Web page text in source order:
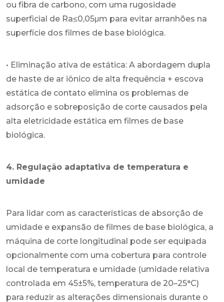
ou fibra de carbono, com uma rugosidade
superficial de Ra≤0,05μm para evitar arranhões na
superfície dos filmes de base biológica.
• Eliminação ativa de estática: A abordagem dupla
de haste de ar iônico de alta frequência + escova
estática de contato elimina os problemas de
adsorção e sobreposição de corte causados ​​pela
alta eletricidade estática em filmes de base
biológica.
4. Regulação adaptativa de temperatura e
umidade
Para lidar com as características de absorção de
umidade e expansão de filmes de base biológica, a
máquina de corte longitudinal pode ser equipada
opcionalmente com uma cobertura para controle
local de temperatura e umidade (umidade relativa
controlada em 45±5%, temperatura de 20–25°C)
para reduzir as alterações dimensionais durante o